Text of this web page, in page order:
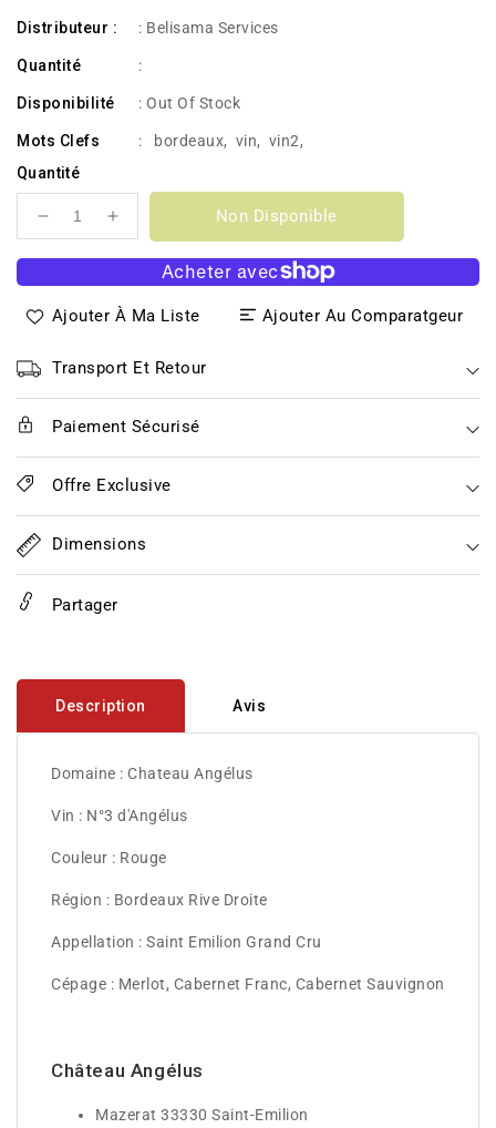
Distributeur : : Belisama Services
Quantité :
Disponibilité : Out Of Stock
Mots Clefs : bordeaux, vin, vin2,
Quantité
Réduire
N°3
rouge
Augmenter
quantité
N°3
rouge
Non Disponible
Ajouter À Ma Liste Ajouter Au Comparatgeur
Transport Et Retour
Paiement Sécurisé
Offre Exclusive
Dimensions
Partager
Description Avis
Domaine : Chateau Angélus
Vin : N°3 d'Angélus
Couleur : Rouge
Région : Bordeaux Rive Droite
Appellation : Saint Emilion Grand Cru
Cépage : Merlot, Cabernet Franc, Cabernet Sauvignon
Château Angélus
Mazerat 33330 Saint-Emilion